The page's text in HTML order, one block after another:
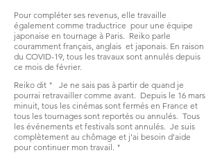
Pour compléter ses revenus, elle travaille
également comme traductrice pour une équipe
japonaise en tournage à Paris. Reiko parle
couramment français, anglais et japonais. En raison
du COVID-19, tous les travaux sont annulés depuis
ce mois de février.
Reiko dit " Je ne sais pas à partir de quand je
pourrai retravailler comme avant. Depuis le 16 mars
minuit, tous les cinémas sont fermés en France et
tous les tournages sont reportés ou annulés. Tous
les événements et festivals sont annulés. Je suis
complètement au chômage et j'ai besoin d'aide
pour continuer mon travail. "